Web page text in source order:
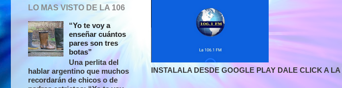
INSTALALA DESDE GOOGLE PLAY DALE CLICK A
LO MAS VISTO DE LA 106
“Yo te voy a
enseñar cuántos
pares son tres
botas”
Una perlita del
hablar argentino que muchos
recordarán de chicos o de